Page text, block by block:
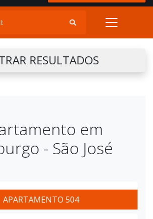
RESULTADOS
em
- São José
APARTAMENTO 504